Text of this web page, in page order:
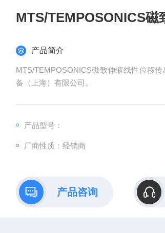
MTS/TEMPOSONICS
产品简介
MTS/TEMPOSONICS磁致伸缩线性位移
备（上海）有限公司。
产品型号：
厂商性质：经销商
产品咨询